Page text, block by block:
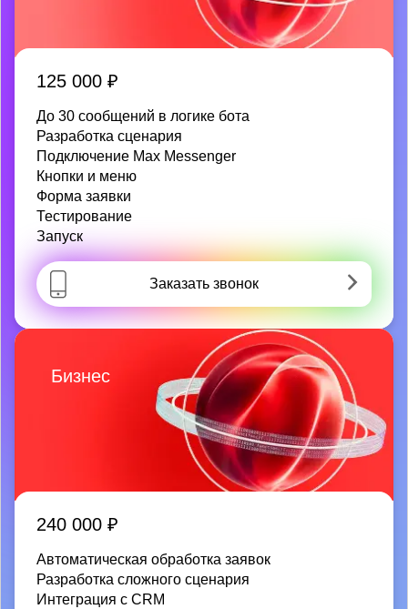
125 000 ₽
До 30 сообщений в логике бота
Разработка сценария
Подключение Max Messenger
Кнопки и меню
Форма заявки
Тестирование
Запуск
Заказать звонок
Бизнес
240 000 ₽
Автоматическая обработка заявок
Разработка сложного сценария
Интеграция с CRM